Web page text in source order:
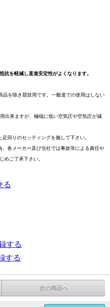
抗を軽減し直進安定性がよくなります。
を除き競技用です。一般道での使用はしない
出来ますが、極端に低い空気圧や空気圧が減
回りのセッティングを施して下さい。
各メーカー及び当社では事故等による責任や
めご了承下さい。
る
する
する
次の商品へ